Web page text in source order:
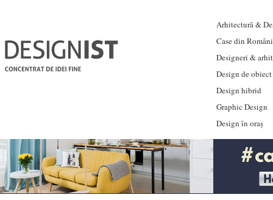
Arhitectură &
Case din
Designeri &
Design de obiect
Design hibrid
Graphic Design
Design în oraș